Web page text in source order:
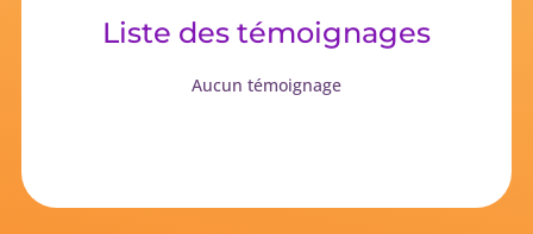
Liste des témoignages
Aucun témoignage